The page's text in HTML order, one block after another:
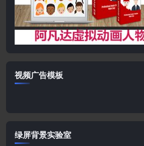
视频广告模板
绿屏背景实验室